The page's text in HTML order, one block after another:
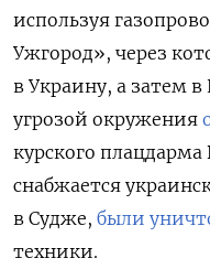
используя
Ужгород», через
в Украину, а затем
угрозой окружения
курского
снабжается
в Судже, были
техники.